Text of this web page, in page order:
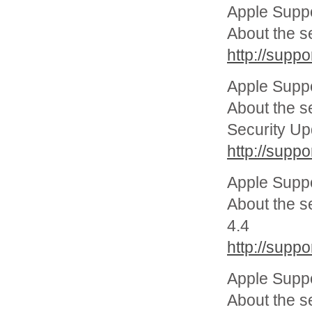
Apple
About the
http://
Apple
About the
Security
http://
Apple
About the
4.4
http://
Apple
About the